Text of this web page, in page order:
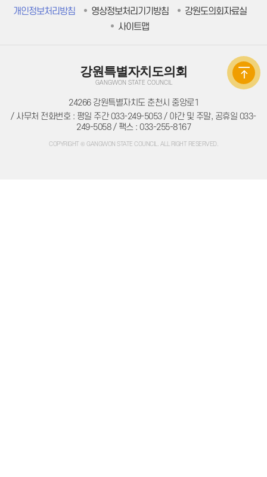
자료실
의회간행물
자치법규
개인정보처리방침 영상정보처리기기방침
강원도의회자료실
사이트맵
강원특별자치도의회
GANGWON STATE COUNCIL
24266 강원특별자치도 춘천시 중앙로1
/ 사무처 전화번호 : 평일 주간 033-249-5053 / 야간 및 주말, 공휴일 033-
249-5058 / 팩스 : 033-255-8167
COPYRIGHT © GANGWON STATE COUNCIL. ALL RIGHT RESERVED.